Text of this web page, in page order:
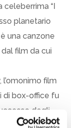
celeberrima “I
planetario
una canzone
film da cui
film
di box-office fu
degli
come